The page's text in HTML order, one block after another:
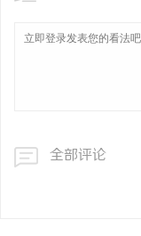
全部评论